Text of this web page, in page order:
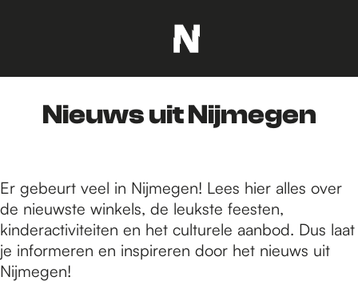
a
n
a
d
e
h
o
Nieuws uit Nijmegen
Er gebeurt veel in Nijmegen! Lees hier alles over
de nieuwste winkels, de leukste feesten,
kinderactiviteiten en het culturele aanbod. Dus laat
je informeren en inspireren door het nieuws uit
Nijmegen!